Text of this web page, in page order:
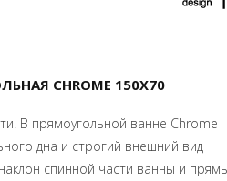
CHROME 150Х70
В прямоугольной ванне Chrome
дна и строгий внешний вид
спинной части ванны и